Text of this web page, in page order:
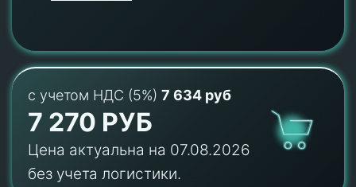
с учетом НДС (5%) 7 634 руб
7 270 РУБ
Цена актуальна на 07.08.2026
без учета логистики.